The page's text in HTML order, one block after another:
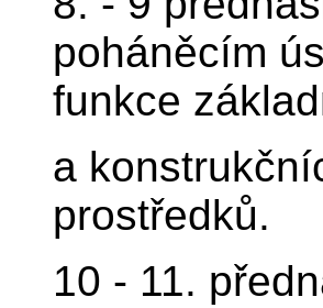
poháněcím
funkce
a
prostředků.
10 - 11.